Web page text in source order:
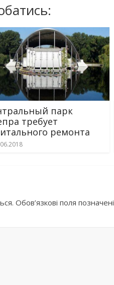
парк
требует
ремонта
Обов’язкові поля позначені